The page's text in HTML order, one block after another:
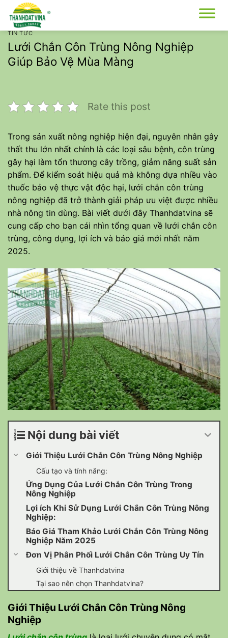
qua
nội
dung
TIN TỨC
Lưới Chắn Côn Trùng Nông Nghiệp
Giúp Bảo Vệ Mùa Màng
Rate this post
Trong sản xuất nông nghiệp hiện đại, nguyên nhân gây
thất thu lớn nhất chính là các loại sâu bệnh, côn trùng
gây hại làm tổn thương cây trồng, giảm năng suất sản
phẩm. Để kiểm soát hiệu quả mà không dựa nhiều vào
thuốc bảo vệ thực vật độc hại, lưới chắn côn trùng
nông nghiệp đã trở thành giải pháp ưu việt được nhiều
nhà nông tin dùng. Bài viết dưới đây Thanhdatvina sẽ
cung cấp cho bạn cái nhìn tổng quan về lưới chắn côn
trùng, công dụng, lợi ích và báo giá mới nhất năm
2025.
Nội dung bài viết
Giới Thiệu Lưới Chắn Côn Trùng Nông Nghiệp
Cấu tạo và tính năng:
Ứng Dụng Của Lưới Chắn Côn Trùng Trong
Nông Nghiệp
Lợi ích Khi Sử Dụng Lưới Chắn Côn Trùng Nông
Nghiệp:
Báo Giá Tham Khảo Lưới Chắn Côn Trùng Nông
Nghiệp Năm 2025
Đơn Vị Phân Phối Lưới Chắn Côn Trùng Uy Tín
Giới thiệu về Thanhdatvina
Tại sao nên chọn Thanhdatvina?
Giới Thiệu Lưới Chắn Côn Trùng Nông
Nghiệp